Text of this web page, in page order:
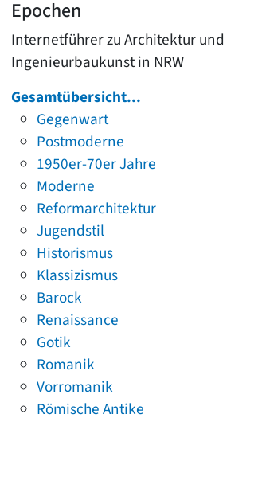
Epochen
Internetführer zu Architektur und
Ingenieurbaukunst in NRW
Gesamtübersicht...
Gegenwart
Postmoderne
1950er-70er Jahre
Moderne
Reformarchitektur
Jugendstil
Historismus
Klassizismus
Barock
Renaissance
Gotik
Romanik
Vorromanik
Römische Antike